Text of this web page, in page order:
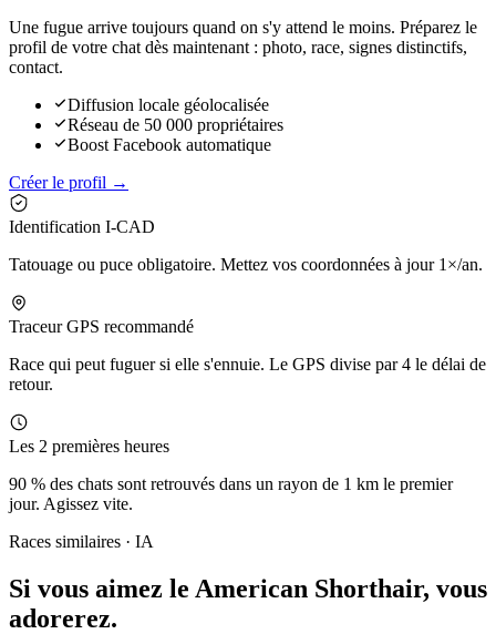
Une fugue arrive toujours quand on s'y attend le moins. Préparez le
profil de votre chat dès maintenant : photo, race, signes distinctifs,
contact.
Diffusion locale géolocalisée
Réseau de 50 000 propriétaires
Boost Facebook automatique
Créer le profil →
Identification I-CAD
Tatouage ou puce obligatoire. Mettez vos coordonnées à jour 1×/an.
Traceur GPS recommandé
Race qui peut fuguer si elle s'ennuie. Le GPS divise par 4 le délai de
retour.
Les 2 premières heures
90 % des chats sont retrouvés dans un rayon de 1 km le premier
jour. Agissez vite.
Races similaires · IA
Si vous aimez le American Shorthair, vous
adorerez.